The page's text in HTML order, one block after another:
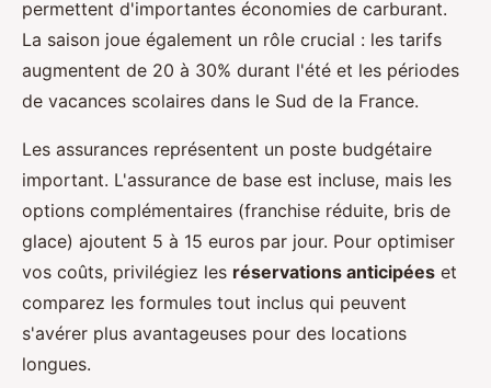
permettent d'importantes économies de carburant.
La saison joue également un rôle crucial : les tarifs
augmentent de 20 à 30% durant l'été et les périodes
de vacances scolaires dans le Sud de la France.
Les assurances représentent un poste budgétaire
important. L'assurance de base est incluse, mais les
options complémentaires (franchise réduite, bris de
glace) ajoutent 5 à 15 euros par jour. Pour optimiser
vos coûts, privilégiez les réservations anticipées et
comparez les formules tout inclus qui peuvent
s'avérer plus avantageuses pour des locations
longues.